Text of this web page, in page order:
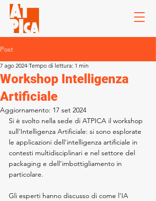
Post
Workshop Intelligenza
Artificiale
7 ago 2024 Tempo di lettura: 1 min
Aggiornamento: 17 set 2024
Si è svolto nella sede di ATPICA il workshop
sull'Intelligenza Artificiale: si sono esplorate
le applicazioni dell’intelligenza artificiale in
contesti multidisciplinari e nel settore del
packaging e dell’imbottigliamento in
particolare.
Gli esperti hanno discusso di come l’IA